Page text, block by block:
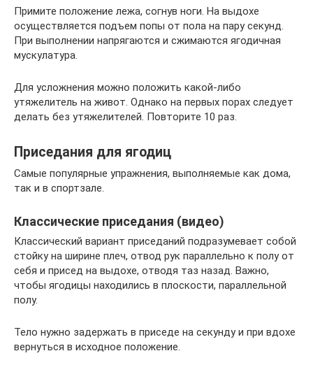
Примите положение лежа, согнув ноги. На выдохе
осуществляется подъем попы от пола на пару секунд.
При выполнении напрягаются и сжимаются ягодичная
мускулатура.
Для усложнения можно положить какой-либо
утяжелитель на живот. Однако на первых порах следует
делать без утяжелителей. Повторите 10 раз.
Приседания для ягодиц
Самые популярные упражнения, выполняемые как дома,
так и в спортзале.
Классические приседания (видео)
Классический вариант приседаний подразумевает собой
стойку на ширине плеч, отвод рук параллельно к полу от
себя и присед на выдохе, отводя таз назад. Важно,
чтобы ягодицы находились в плоскости, параллельной
полу.
Тело нужно задержать в приседе на секунду и при вдохе
вернуться в исходное положение.